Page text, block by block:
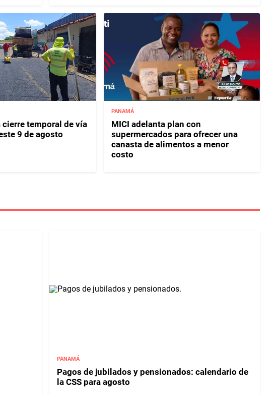
cierre temporal de vía
9 de agosto
PANAMÁ
MICI adelanta plan con
supermercados para ofrecer una
canasta de alimentos a menor
costo
PANAMÁ
Pagos de jubilados y pensionados: calendario de
la CSS para agosto